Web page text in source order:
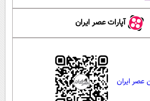
آپارات عصر ایران
عصر ایران